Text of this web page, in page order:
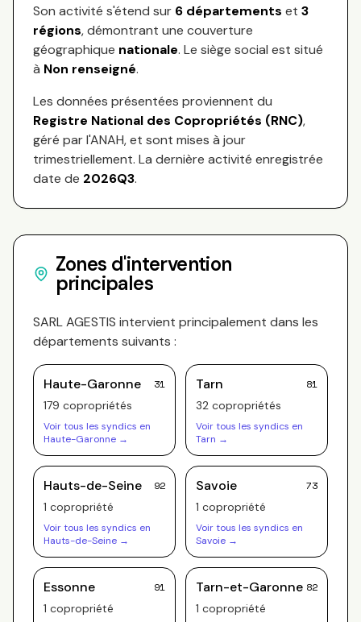
Son activité s'étend sur 6 départements et 3
régions, démontrant une couverture
géographique nationale. Le siège social est situé
à Non renseigné.
Les données présentées proviennent du
Registre National des Copropriétés (RNC),
géré par l'ANAH, et sont mises à jour
trimestriellement. La dernière activité enregistrée
date de 2026Q3.
Zones d'intervention
principales
SARL AGESTIS intervient principalement dans les
départements suivants :
Haute-Garonne 31
179 copropriétés
Voir tous les syndics en
Haute-Garonne →
Tarn 81
32 copropriétés
Voir tous les syndics en
Tarn →
Hauts-de-Seine 92
1 copropriété
Voir tous les syndics en
Hauts-de-Seine →
Savoie 73
1 copropriété
Voir tous les syndics en
Savoie →
Essonne 91
1 copropriété
Tarn-et-Garonne 82
1 copropriété